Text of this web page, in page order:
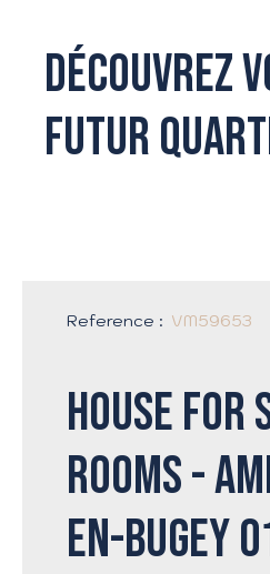
Découvrez
futur
Reference : VM59653
House for
rooms -
en-Bugey